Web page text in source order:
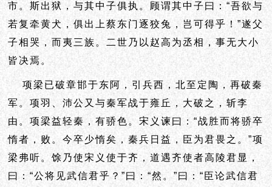
市。斯出狱，与其中子俱执。顾谓其中子曰：“吾欲与
若复牵黄犬，俱出上蔡东门逐狡兔，岂可得乎！”遂父
子相哭，而夷三族。二世乃以赵高为丞相，事无大小
皆决焉。
项梁已破章邯于东阿，引兵西，北至定陶，再破秦
军。项羽、沛公又与秦军战于雍丘，大破之，斩李
由。项梁益轻秦，有骄色。宋义谏曰：“战胜而将骄卒
惰者，败。今卒少惰矣，秦兵日益，臣为君畏之。”项
梁弗听。馀乃使宋义使于齐，道遇齐使者高陵君显，
曰：“公将见武信君乎？”曰：“然。”曰：“臣论武信君